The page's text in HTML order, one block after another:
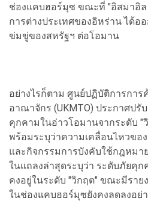
ช่องแคบฮอร์มุซ ขณะที่ "อิสมาอิล
การต่างประเทศของอิหร่าน ได้
ข่มขู่ของสหรัฐฯ ต่อโอมาน
อย่างไรก็ตาม ศูนย์ปฏิบัติการการ
อาณาจักร (UKMTO) ประกาศปรั
คุกคามในอ่าวโอมานจากระดับ "
พร้อมระบุว่าความเคลื่อนไหวขอ
และกิจกรรมการบังคับใช้กฎหมา
ในแถลงล่าสุดระบุว่า ระดับภัยคุ
คงอยู่ในระดับ "วิกฤต" ขณะมีราย
ในช่องแคบฮอร์มุซยังคงลดลงอย่